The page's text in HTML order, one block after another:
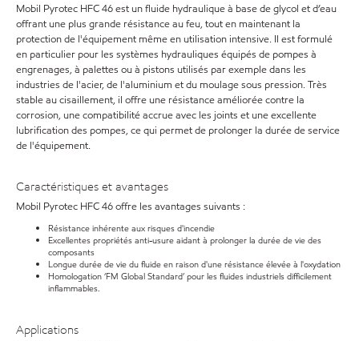
Mobil Pyrotec HFC 46 est un fluide hydraulique à base de glycol et d’eau
offrant une plus grande résistance au feu, tout en maintenant la
protection de l'équipement même en utilisation intensive. Il est formulé
en particulier pour les systèmes hydrauliques équipés de pompes à
engrenages, à palettes ou à pistons utilisés par exemple dans les
industries de l'acier, de l'aluminium et du moulage sous pression. Très
stable au cisaillement, il offre une résistance améliorée contre la
corrosion, une compatibilité accrue avec les joints et une excellente
lubrification des pompes, ce qui permet de prolonger la durée de service
de l'équipement.
Caractéristiques et avantages
Mobil Pyrotec HFC 46 offre les avantages suivants :
Résistance inhérente aux risques d'incendie
Excellentes propriétés anti-usure aidant à prolonger la durée de vie des
composants
Longue durée de vie du fluide en raison d'une résistance élevée à l'oxydation
Homologation ‘FM Global Standard’ pour les fluides industriels difficilement
inflammables.
Applications